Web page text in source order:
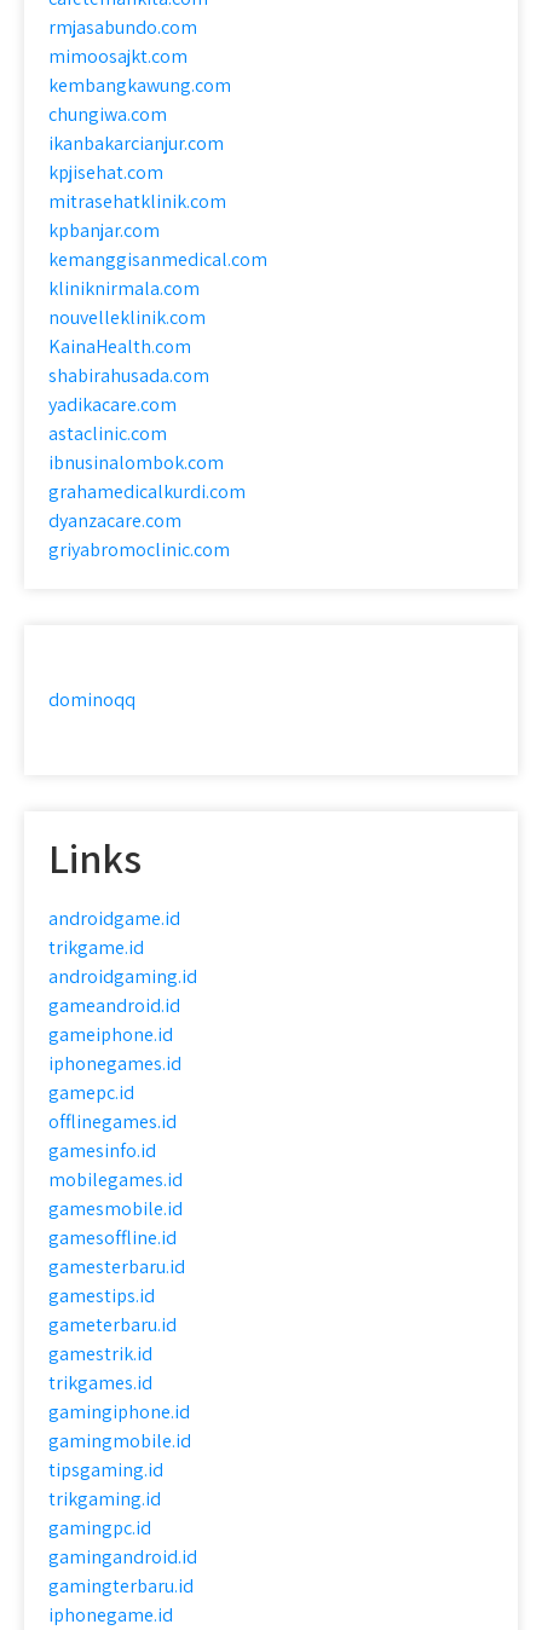
rmjasabundo.com
mimoosajkt.com
kembangkawung.com
chungiwa.com
ikanbakarcianjur.com
kpjisehat.com
mitrasehatklinik.com
kpbanjar.com
kemanggisanmedical.com
kliniknirmala.com
nouvelleklinik.com
KainaHealth.com
shabirahusada.com
yadikacare.com
astaclinic.com
ibnusinalombok.com
grahamedicalkurdi.com
dyanzacare.com
griyabromoclinic.com
dominoqq
Links
androidgame.id
trikgame.id
androidgaming.id
gameandroid.id
gameiphone.id
iphonegames.id
gamepc.id
offlinegames.id
gamesinfo.id
mobilegames.id
gamesmobile.id
gamesoffline.id
gamesterbaru.id
gamestips.id
gameterbaru.id
gamestrik.id
trikgames.id
gamingiphone.id
gamingmobile.id
tipsgaming.id
trikgaming.id
gamingpc.id
gamingandroid.id
gamingterbaru.id
iphonegame.id